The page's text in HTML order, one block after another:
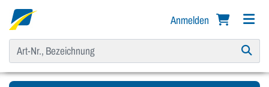
Anmelden